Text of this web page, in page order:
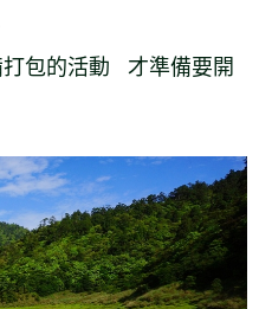
包的活動 才準備要開